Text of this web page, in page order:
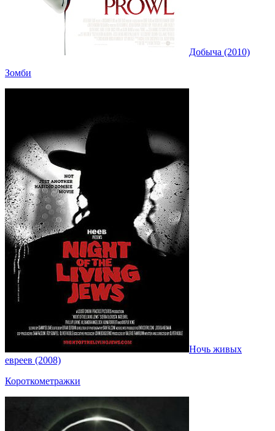
Добыча (2010)
Зомби
Ночь живых
евреев (2008)
Короткометражки